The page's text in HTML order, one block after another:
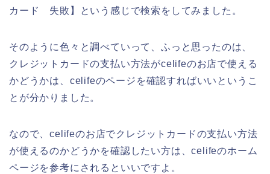
カード 失敗】という感じで検索をしてみました。
そのように色々と調べていって、ふっと思ったのは、
クレジットカードの支払い方法がcelifeのお店で使える
かどうかは、celifeのページを確認すればいいというこ
とが分かりました。
なので、celifeのお店でクレジットカードの支払い方法
が使えるのかどうかを確認したい方は、celifeのホーム
ページを参考にされるといいですよ。